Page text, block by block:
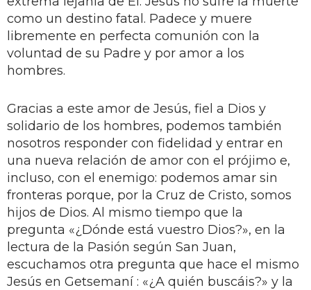
como un destino fatal. Padece y muere
libremente en perfecta comunión con la
voluntad de su Padre y por amor a los
hombres.
Gracias a este amor de Jesús, fiel a Dios y
solidario de los hombres, podemos también
nosotros responder con fidelidad y entrar en
una nueva relación de amor con el prójimo e,
incluso, con el enemigo: podemos amar sin
fronteras porque, por la Cruz de Cristo, somos
hijos de Dios. Al mismo tiempo que la
pregunta «¿Dónde está vuestro Dios?», en la
lectura de la Pasión según San Juan,
escuchamos otra pregunta que hace el mismo
Jesús en Getsemaní : «¿A quién buscáis?» y la